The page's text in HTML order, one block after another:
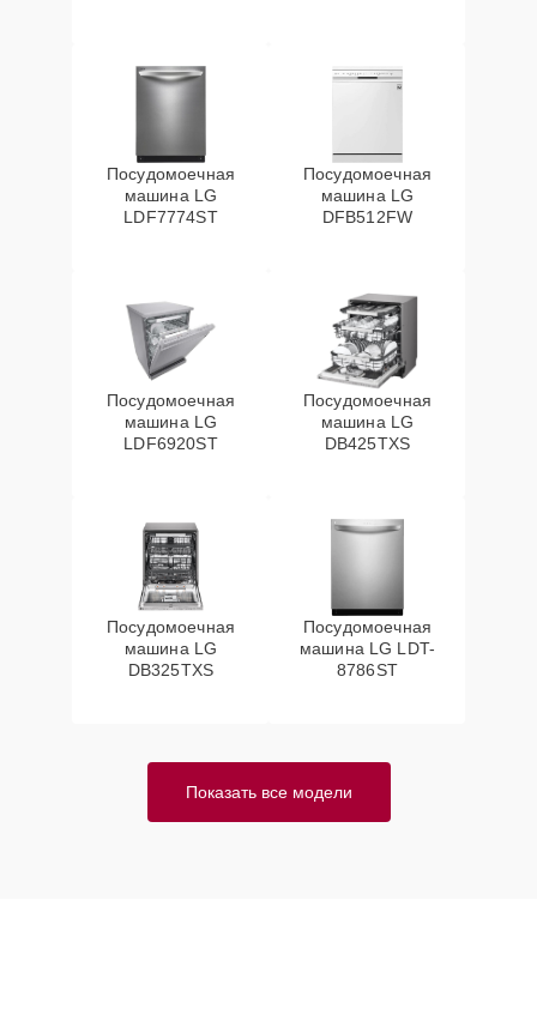
Посудомоечная
машина LG
LDF7774ST
Посудомоечная
машина LG
DFB512FW
Посудомоечная
машина LG
LDF6920ST
Посудомоечная
машина LG
DB425TXS
Посудомоечная
машина LG
DB325TXS
Посудомоечная
машина LG LDT-
8786ST
Показать все модели